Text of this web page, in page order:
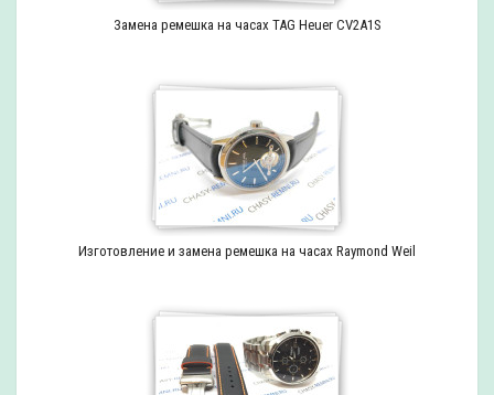
Замена ремешка на часах TAG Heuer CV2A1S
Изготовление и замена ремешка на часах Raymond Weil